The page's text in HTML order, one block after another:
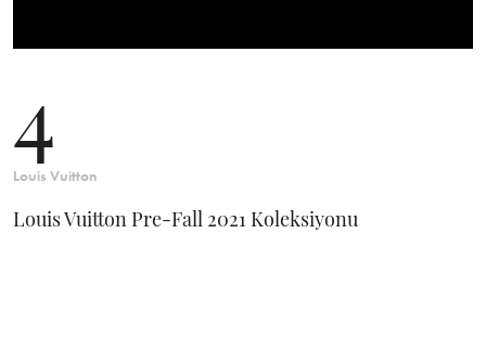
4
Louis Vuitton
Louis Vuitton Pre-Fall 2021 Koleksiyonu